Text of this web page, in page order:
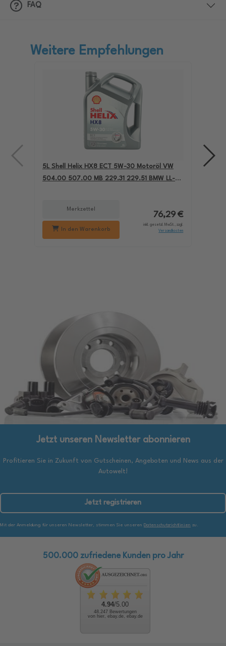
FAQ
Weitere Empfehlungen
5L Shell Helix HX8 ECT 5W-30 Motoröl VW
504.00 507.00 MB 229.31 229.51 BMW LL-04
Merkzettel
In den Warenkorb
76,29 €
inkl. gesetzl. MwSt., zzgl.
Versandkosten
Jetzt unseren Newsletter abonnieren
Profitieren Sie in Zukunft von Gutscheinen, Angeboten und News aus der
Autowelt!
Jetzt registrieren
Mit der Anmeldung für unseren Newsletter, stimmen Sie unseren Datenschutzrichtlinien zu.
500.000 zufriedene Kunden pro Jahr
4.94/5.00
48.247 Bewertungen
von hier, ebay.de, ebay.de